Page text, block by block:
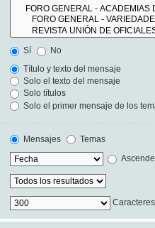
Sí
No
Título y texto del mensaje
Solo el texto del mensaje
Solo títulos
Solo el primer mensaje de los
Mensajes
Temas